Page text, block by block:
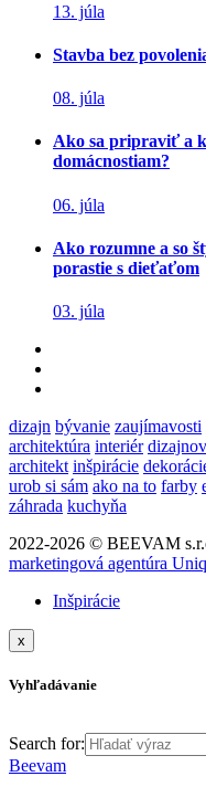
13. júla
Stavba bez
08. júla
Ako sa pripraviť a
domácnostiam?
06. júla
Ako rozumne a so
porastie s dieťaťom
03. júla
dizajn bývanie zaujímavosti
architektúra interiér
architekt inšpirácie
urob si sám ako na to farby
záhrada kuchyňa
2022-2026 © BEEVAM
marketingová agentúra
Inšpirácie
x
Vyhľadávanie
Search for:
Beevam